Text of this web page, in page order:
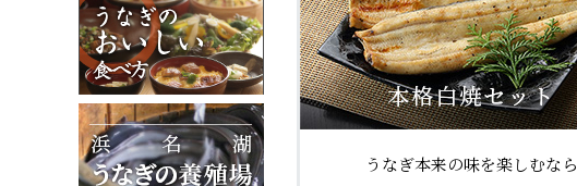
うなぎ本来の味を楽しむなら